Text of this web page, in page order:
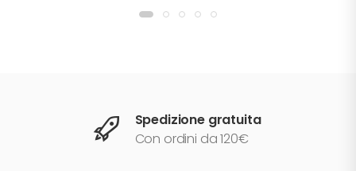
Spedizione gratuita
Con ordini da 120€